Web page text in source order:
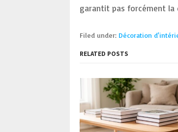
garantit pas forcément la
Filed under: Décoration
RELATED POSTS